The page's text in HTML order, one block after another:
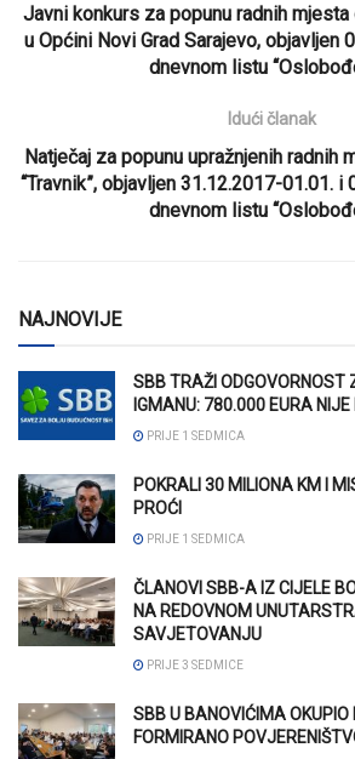
Javni konkurs za popunu radnih
u Općini Novi Grad Sarajevo, objavljen
dnevnom listu
Idući članak
Natječaj za popunu upražnjenih radnih
“Travnik”, objavljen 31.12.2017-01.01. i
dnevnom listu
NAJNOVIJE
SBB TRAŽI ODGOVORNOST
IGMANU: 780.000 EURA
PRIJE 1 SEDMICA
POKRALI 30 MILIONA KM I
PROĆI
PRIJE 1 SEDMICA
ČLANOVI SBB-A IZ CIJELE
NA REDOVNOM
SAVJETOVANJU
PRIJE 3 SEDMICE
SBB U BANOVIĆIMA OKUPIO
FORMIRANO